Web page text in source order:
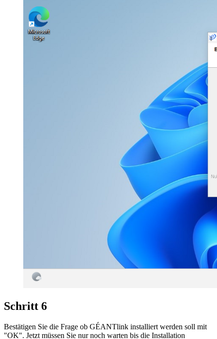
Schritt 6
Bestätigen Sie die Frage ob GÉANTlink installiert werden soll mit
"OK". Jetzt müssen Sie nur noch warten bis die Installation